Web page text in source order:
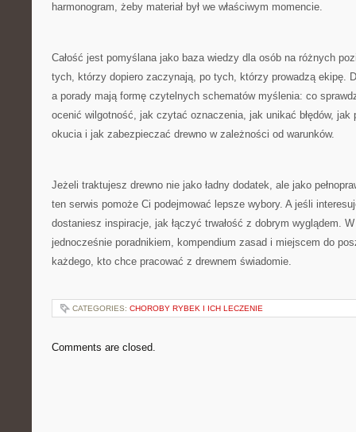
harmonogram, żeby materiał był we właściwym momencie.
Całość jest pomyślana jako baza wiedzy dla osób na różnych
tych, którzy dopiero zaczynają, po tych, którzy prowadzą ekipę.
a porady mają formę czytelnych schematów myślenia: co
ocenić wilgotność, jak czytać oznaczenia, jak unikać błędów, jak
okucia i jak zabezpieczać drewno w zależności od warunków.
Jeżeli traktujesz drewno nie jako ładny dodatek, ale jako
ten serwis pomoże Ci podejmować lepsze wybory. A jeśli
dostaniesz inspiracje, jak łączyć trwałość z dobrym wyglądem.
jednocześnie poradnikiem, kompendium zasad i miejscem do
każdego, kto chce pracować z drewnem świadomie.
CATEGORIES: CHOROBY RYBEK I ICH LECZENIE
Comments are closed.